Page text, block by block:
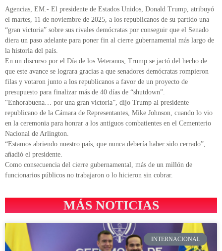
Agencias, EM.- El presidente de Estados Unidos, Donald Trump, atribuyó
el martes, 11 de noviembre de 2025, a los republicanos de su partido una
“gran victoria” sobre sus rivales demócratas por conseguir que el Senado
diera un paso adelante para poner fin al cierre gubernamental más largo de
la historia del país.
En un discurso por el Día de los Veteranos, Trump se jactó del hecho de
que este avance se lograra gracias a que senadores demócratas rompieron
filas y votaron junto a los republicanos a favor de un proyecto de
presupuesto para finalizar más de 40 días de “shutdown”.
“Enhorabuena… por una gran victoria”, dijo Trump al presidente
republicano de la Cámara de Representantes, Mike Johnson, cuando lo vio
en la ceremonia para honrar a los antiguos combatientes en el Cementerio
Nacional de Arlington.
“Estamos abriendo nuestro país, que nunca debería haber sido cerrado”,
añadió el presidente.
Como consecuencia del cierre gubernamental, más de un millón de
funcionarios públicos no trabajaron o lo hicieron sin cobrar.
MÁS NOTICIAS
INTERNACIONAL